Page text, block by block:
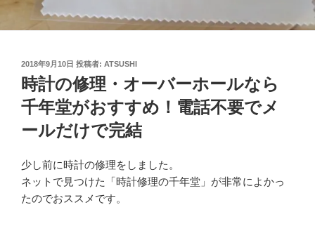
投
稿
日:
2018年9月10日 投稿者: ATSUSHI
時計の修理・オーバーホールなら
千年堂がおすすめ！電話不要でメ
ールだけで完結
少し前に時計の修理をしました。
ネットで見つけた「時計修理の千年堂」が非常によかっ
たのでおススメです。